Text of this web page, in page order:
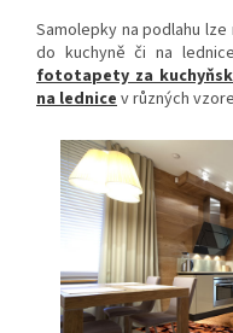
Samolepky na podlahu
do kuchyně či na
fototapety za
na lednicev různých